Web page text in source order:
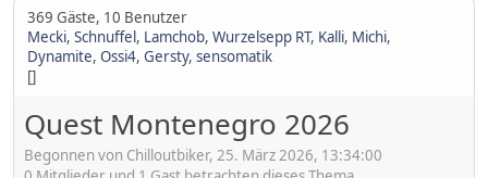
369 Gäste, 10 Benutzer
Mecki, Schnuffel, Lamchob, Wurzelsepp RT, Kalli, Michi,
Dynamite, Ossi4, Gersty, sensomatik
[]
Quest Montenegro 2026
Begonnen von Chilloutbiker, 25. März 2026, 13:34:00